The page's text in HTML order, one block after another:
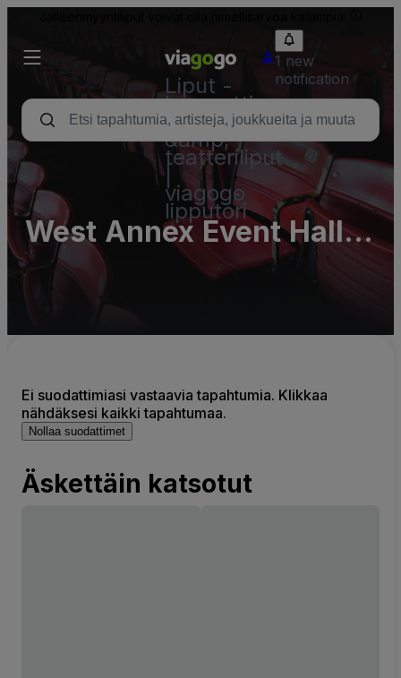
Liput -
konsertti,
urheilu
&amp;
teatteriliput
viagogo
lipputori
1 new
notification
West Annex Event Hall
at Miyagi Industrial
Messe Miyagi) -
Ei suodattimiasi vastaavia tapahtumia. Klikkaa
nähdäksesi kaikki tapahtumaa.
Nollaa suodattimet
Äskettäin katsotut